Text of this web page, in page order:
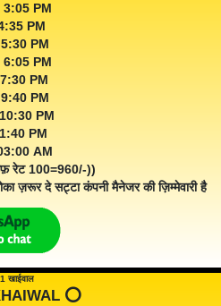
3:05 PM
PM
PM
6:05 PM
7:30 PM
9:40 PM
PM
PM
AM
रेट 100=960/-))
ज़रूर दे सट्टा कंपनी मैनेजर की ज़िम्मेवारी है
खाईवाल
⭕️